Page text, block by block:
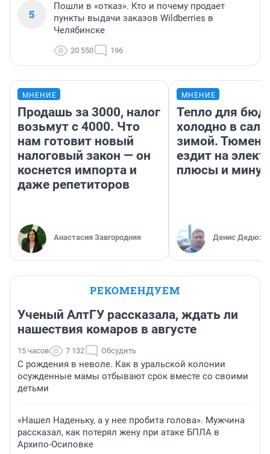
5
Пошли в «отказ». Кто и почему продает
пункты выдачи заказов Wildberries в
Челябинске
20 550 196
МНЕНИЕ
Продашь за 3000, налог
возьмут с 4000. Что
нам готовит новый
налоговый закон — он
коснется импорта и
даже репетиторов
Анастасия Завгородняя
МНЕНИЕ
Тепло для
холодно в
зимой.
ездит на
плюсы и
Денис
РЕКОМЕНДУЕМ
Ученый АлтГУ рассказала, ждать ли
нашествия комаров в августе
15 часов 7 132 Обсудить
С рождения в неволе. Как в уральской колонии
осужденные мамы отбывают срок вместе со своими
детьми
«Нашел Наденьку, а у нее пробита голова». Мужчина
рассказал, как потерял жену при атаке БПЛА в
Архипо-Осиповке